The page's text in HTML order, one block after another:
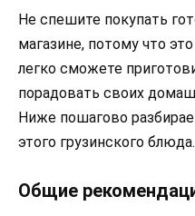
Не спешите покупать
магазине, потому что
легко сможете
порадовать своих
Ниже пошагово
этого грузинского блюда.
Общие